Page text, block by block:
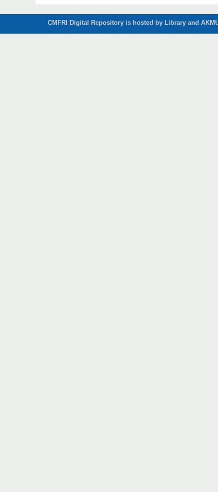
CMFRI Digital Repository is hosted by Library and